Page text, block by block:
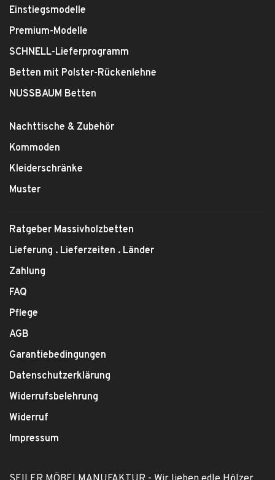
Einstiegsmodelle
Premium-Modelle
SCHNELL-Lieferprogramm
Betten mit Polster-Rückenlehne
NUSSBAUM Betten
Nachttische & Zubehör
Kommoden
Kleiderschränke
Muster
Ratgeber Massivholzbetten
Lieferung . Lieferzeiten . Länder
Zahlung
FAQ
Pflege
AGB
Garantiebedingungen
Datenschutzerklärung
Widerrufsbelehrung
Widerruf
Impressum